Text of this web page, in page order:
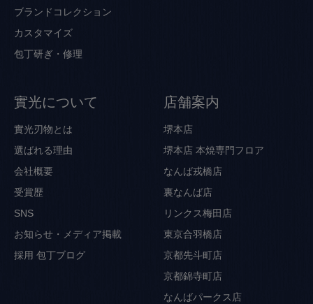
ブランドコレクション
カスタマイズ
包丁研ぎ・修理
實光について
實光刃物とは
選ばれる理由
会社概要
受賞歴
SNS
お知らせ・メディア掲載
採用 包丁ブログ
店舗案内
堺本店
堺本店 本焼専門フロア
なんば戎橋店
裏なんば店
リンクス梅田店
東京合羽橋店
京都先斗町店
京都錦寺町店
なんばパークス店